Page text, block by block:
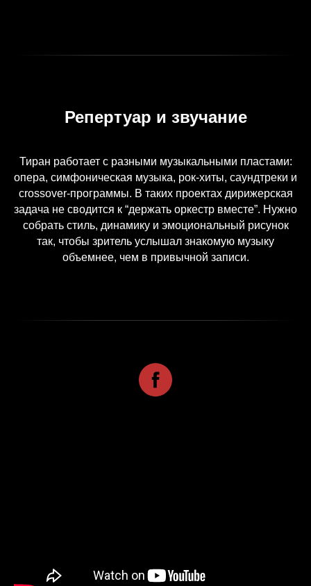
Репертуар и звучание
Тиран работает с разными музыкальными пластами:
опера, симфоническая музыка, рок-хиты, саундтреки и
crossover-программы. В таких проектах дирижерская
задача не сводится к “держать оркестр вместе”. Нужно
собрать стиль, динамику и эмоциональный рисунок
так, чтобы зритель услышал знакомую музыку
объемнее, чем в привычной записи.